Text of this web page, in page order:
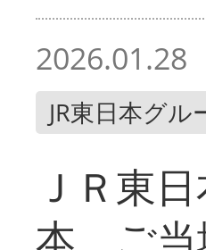
2026.01.28
JR東日本グル
ＪＲ東
本 ご当